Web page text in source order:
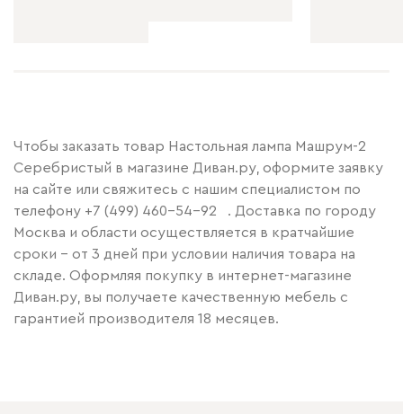
Чтобы заказать товар Настольная лампа Машрум-2
Серебристый в магазине Диван.ру, оформите заявку
на сайте или свяжитесь с нашим специалистом по
телефону +7 (499) 460-54-92
. Доставка по городу
Москва и области осуществляется в кратчайшие
сроки – от 3 дней при условии наличия товара на
складе. Оформляя покупку в интернет-магазине
Диван.ру, вы получаете качественную мебель с
гарантией производителя 18 месяцев.